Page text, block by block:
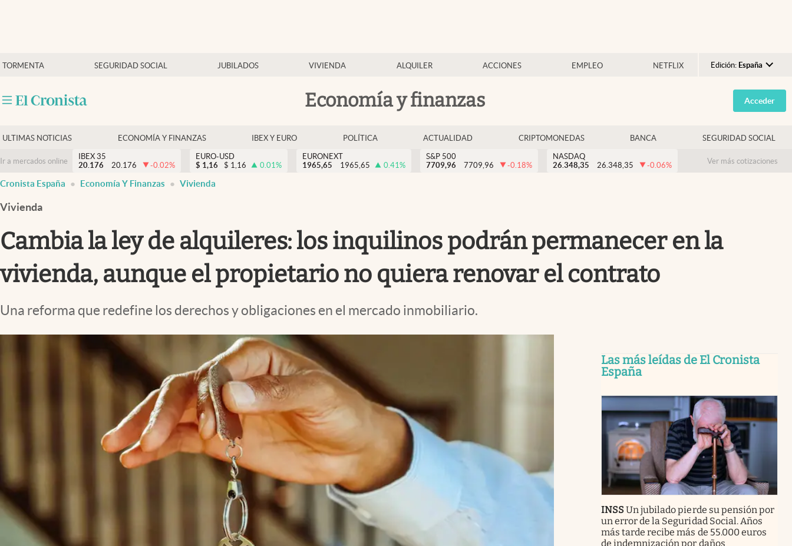
TORMENTA SEGURIDAD SOCIAL JUBILADOS VIVIENDA ALQUILER ACCIONES EMPLEO NETFLIX Edición: España
Argentina
España
USA
Colombia
Economía y finanzas
Economía y finanzas
Criptomonedas
Acceder
ULTIMAS NOTICIAS ECONOMÍA Y FINANZAS IBEX Y EURO POLÍTICA ACTUALIDAD CRIPTOMONEDAS BANCA SEGURIDAD SOCIAL
Ir a mercados online
IBEX 35
20.176
20.176 -0.02%
EURO-USD
$ 1,16 $ 1,16 0.01%
EURONEXT
1965,65
1965,65 0.41%
S&P 500
7709,96
7709,96 -0.18%
NASDAQ
26.348,35
26.348,35 -0.06% Ver más cotizaciones
Cronista España Economía Y Finanzas Vivienda
Vivienda
Cambia la ley de alquileres: los inquilinos podrán permanecer en la
vivienda, aunque el propietario no quiera renovar el contrato
Una reforma que redefine los derechos y obligaciones en el mercado inmobiliario.
Las más leídas de El Cronista
España
INSSUn jubilado pierde su pensión por
un error de la Seguridad Social. Años
más tarde recibe más de 55.000 euros
de indemnización por daños